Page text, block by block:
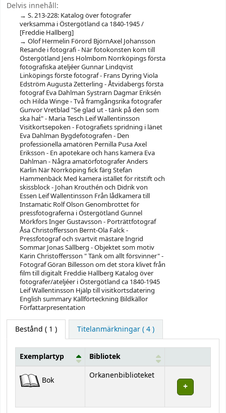
Delvis innehåll:
S. 213-228: Katalog över fotografer
verksamma i Östergötland ca 1840-1945 /
[Freddie Hallberg]
Olof Hermelin Förord BjörnAxel Johansson
Resande i fotografi - När fotokonsten kom till
Östergötland Jens Holmbom Norrköpings första
fotografiska ateljéer Gunnar Lindqvist
Linköpings förste fotograf - Frans Dyring Viola
Edström Augusta Zetterling - Åtvidabergs första
fotograf Eva Dahlman Systrarn Dagmar Eriksén
och Hilda Winge - Två framgångsrika fotografer
Gunvor Vretblad "Se glad ut - tänk på den som
ska hat́" - Maria Tesch Leif Wallentinsson
Visitkortsepoken - Fotografiets spridning i länet
Eva Dahlman Bygdefotografen - Den
professionella amatören Pernilla Pusa Axel
Eriksson - En apotekare och hans kamera Eva
Dahlman - Några amatörfotografer Anders
Karlin När Norrköping fick färg Stefan
Hammenbäck Med kamera istället för ritstift och
skissblock - Johan Krouthén och Didrik von
Essen Leif Wallentinsson Från lådkamera till
Instamatic Rolf Olson Genombrottet för
pressfotograferna i Östergötland Gunnel
Mörkfors Inger Gustavsson - Porträttfotograf
Åsa Christoffersson Bernt-Ola Falck -
Pressfotograf och svartvit mästare Ingrid
Sommar Jonas Sällberg - Objektet som motiv
Karin Christoffersson " Tänk om allt försvinner" -
Fotograf Göran Billesson om det stora klivet från
film till digitalt Freddie Hallberg Katalog över
fotografer/ateljéer i Östergötland ca 1840-1945
Leif Wallentinsson Hjälp till visitkortsdatering
English summary Källförteckning Bildkällor
Författarpresentation
Bestånd ( 1 ) Titelanmärkningar ( 4 )
Bestånd
Exemplartyp Bibliotek
Bok Orkanenbiblioteket